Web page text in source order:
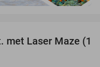
22%
met Laser Maze (1